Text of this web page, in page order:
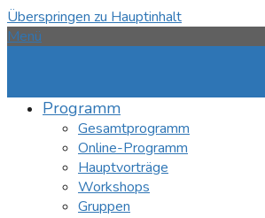
Überspringen zu Hauptinhalt
Menü
Programm
Gesamtprogramm
Online-Programm
Hauptvorträge
Workshops
Gruppen